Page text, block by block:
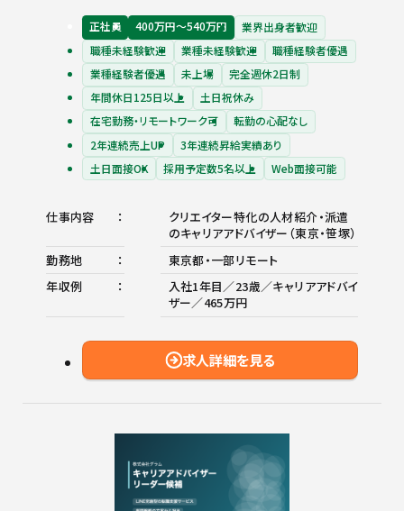
正社員 400万円〜540万円
業界出身者歓迎
職種未経験歓迎
業種未経験歓迎
職種経験者優遇
業種経験者優遇
未上場
完全週休2日制
年間休日125日以上
土日祝休み
在宅勤務・リモートワーク可
転勤の心配なし
2年連続売上UP
3年連続昇給実績あり
土日面接OK
採用予定数5名以上 Web面接可能
仕事内容
クリエイター特化の人材紹介・派遣
のキャリアアドバイザー（東京・笹塚）
勤務地
東京都・一部リモート
年収例
入社1年目／23歳／キャリアアドバイ
ザー／465万円
求人詳細を見る